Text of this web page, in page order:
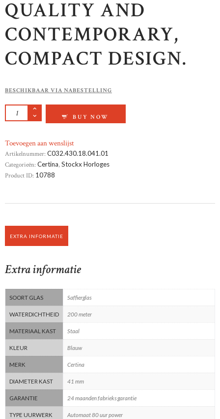
QUALITY AND
CONTEMPORARY,
COMPACT DESIGN.
BESCHIKBAAR VIA NABESTELLING
CERTINA DS ACTION DAY-DATE AANTAL
BUY NOW
Toevoegen aan wenslijst
Artikelnummer: C032.430.18.041.01
Categorieën: Certina,Stockx Horloges
Product ID: 10788
EXTRA INFORMATIE
Extra informatie
SOORT GLAS Saffierglas
WATERDICHTHEID 200 meter
MATERIAAL KAST Staal
KLEUR Blauw
MERK Certina
DIAMETER KAST 41 mm
GARANTIE 24 maanden fabrieks garantie
TYPE UURWERK Automaat 80 uur power